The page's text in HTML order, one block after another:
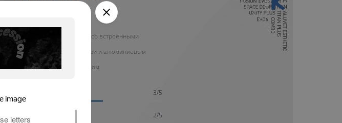
10 ЛЕТ ГАРАНТИИ
купить окно от 26 700 руб.
Окно со встроенными
жалюзи и алюминиевым
фасадом
3/5
2/5